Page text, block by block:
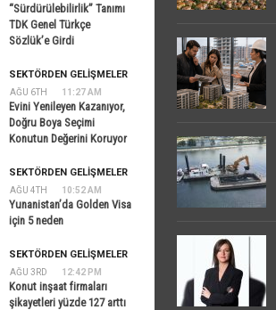
“Sürdürülebilirlik” Tanımı
TDK Genel Türkçe
Sözlük’e Girdi
AĞU 6TH 11:27 AM
SEKTÖRDEN GELIŞMELER
Evini Yenileyen Kazanıyor,
Doğru Boya Seçimi
Konutun Değerini Koruyor
AĞU 4TH 10:52 AM
SEKTÖRDEN GELIŞMELER
Yunanistan’da Golden Visa
için 5 neden
AĞU 3RD 12:42 PM
SEKTÖRDEN GELIŞMELER
Konut inşaat firmaları
şikayetleri yüzde 127 arttı